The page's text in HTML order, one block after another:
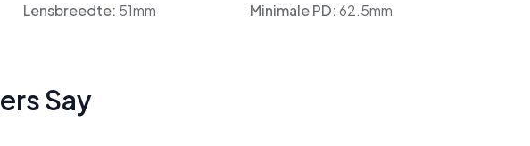
Lensbreedte: 51mm Minimale PD:62.5mm
Say